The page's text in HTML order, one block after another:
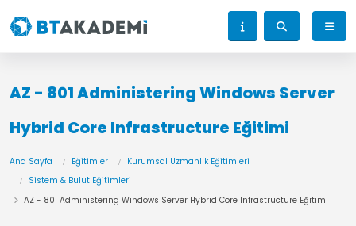
AZ - 801 Administering Windows Server
Hybrid Core Infrastructure Eğitimi
Ana Sayfa Eğitimler
Kurumsal Uzmanlık Eğitimleri
Sistem & Bulut Eğitimleri
AZ - 801 Administering Windows Server Hybrid Core Infrastructure Eğitimi